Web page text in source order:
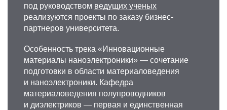
Евгения Александровна
Шуваева
под руководством ведущих ученых
реализуются проекты по заказу бизнес-
партнеров университета.
Особенность трека «Инновационные
материалы наноэлектроники» — сочетание
подготовки в области материаловедения
и наноэлектроники. Кафедра
материаловедения полупроводников
и диэлектриков — первая и единственная